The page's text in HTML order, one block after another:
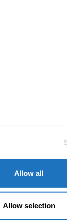
Allow all
Allow selection
Citlivá pleť, slunce a
léto, které spojuje